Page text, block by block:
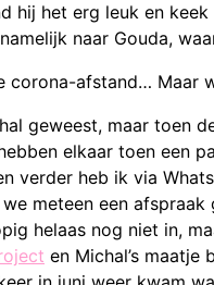
hij het erg leuk en
naar Gouda,
corona-afstand… Maar
geweest, maar toen
elkaar toen een
verder heb ik via
meteen een
helaas nog niet in,
en Michal’s